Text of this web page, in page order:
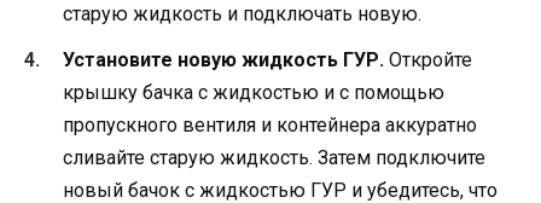
старую жидкость и подключать новую.
Установите новую жидкость ГУР. Откройте
крышку бачка с жидкостью и с помощью
пропускного вентиля и контейнера аккуратно
сливайте старую жидкость. Затем подключите
новый бачок с жидкостью ГУР и убедитесь, что